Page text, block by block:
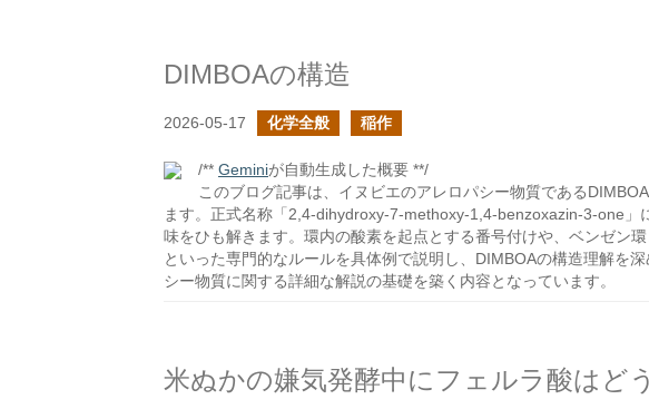
DIMBOAの構造
2026-05-17 化学全般 稲作
/** Geminiが自動生成した概要 **/
このブログ記事は、イヌビエのアレロパシー物質である
ます。正式名称「2,4-dihydroxy-7-methoxy-1,4-benzoxazin-3-one」
味をひも解きます。環内の酸素を起点とする番号付けや、ベンゼン
といった専門的なルールを具体例で説明し、DIMBOAの構造理解を
シー物質に関する詳細な解説の基礎を築く内容となっています。
米ぬかの嫌気発酵中にフェルラ酸はど